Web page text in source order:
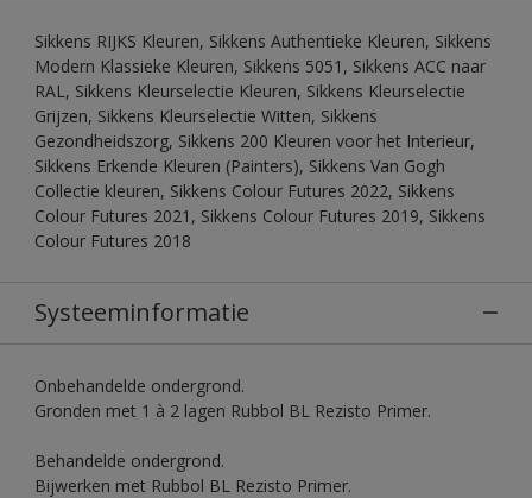
Sikkens RIJKS Kleuren, Sikkens Authentieke Kleuren, Sikkens
Modern Klassieke Kleuren, Sikkens 5051, Sikkens ACC naar
RAL, Sikkens Kleurselectie Kleuren, Sikkens Kleurselectie
Grijzen, Sikkens Kleurselectie Witten, Sikkens
Gezondheidszorg, Sikkens 200 Kleuren voor het Interieur,
Sikkens Erkende Kleuren (Painters), Sikkens Van Gogh
Collectie kleuren, Sikkens Colour Futures 2022, Sikkens
Colour Futures 2021, Sikkens Colour Futures 2019, Sikkens
Colour Futures 2018
Systeeminformatie
Onbehandelde ondergrond.
Gronden met 1 à 2 lagen Rubbol BL Rezisto Primer.
Behandelde ondergrond.
Bijwerken met Rubbol BL Rezisto Primer.